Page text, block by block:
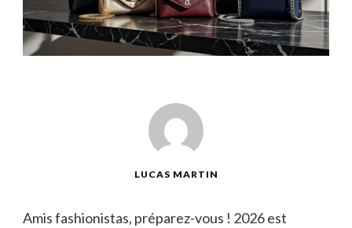
LUCAS MARTIN
Amis fashionistas, préparez-vous ! 2026 est